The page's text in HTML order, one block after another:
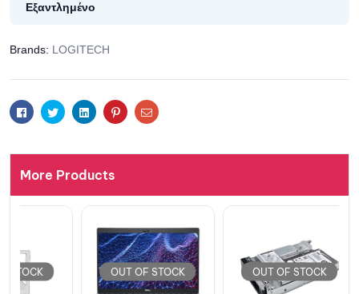
Εξαντλημένο
Brands: LOGITECH
FacebookTwitterLinkedinPinterestEmail
More Products
OUT OF STOCK OUT OF STOCK OUT